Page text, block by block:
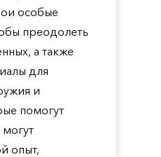
особые
преодолеть
а также
для
и
помогут
опыт,